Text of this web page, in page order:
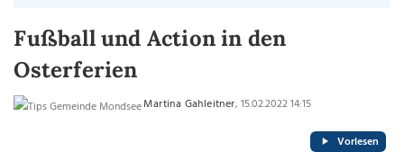
Fußball und Action in den
Osterferien
Martina Gahleitner, 15.02.2022 14:15
Vorlesen